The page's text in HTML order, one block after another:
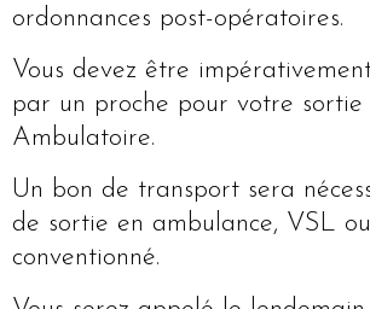
ordonnances post-opératoires.
Vous devez être
par un proche pour votre sortie
Ambulatoire.
Un bon de transport sera
de sortie en ambulance, VSL
conventionné.